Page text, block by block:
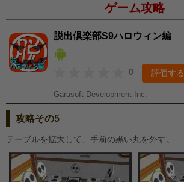
ゲーム攻略
脱出倶楽部S9ハロウィン編
0 評価する
Garusoft Development Inc.
攻略その5
テーブルを拡大して、手前の黒い丸を外す。